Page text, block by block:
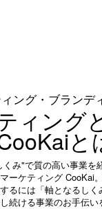
ング・ブランデ
ィング
と
み"で質の高い事業を
ーケティング CooKai
るには「軸となるし
続ける事業のお手伝い